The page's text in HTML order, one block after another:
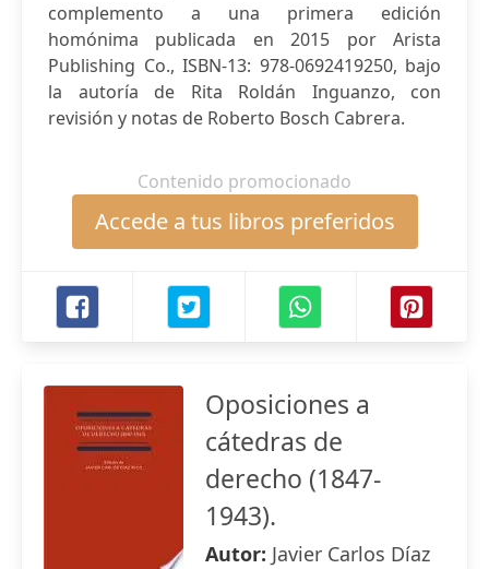
complemento a una primera edición
homónima publicada en 2015 por Arista
Publishing Co., ISBN-13: 978-0692419250, bajo
la autoría de Rita Roldán Inguanzo, con
revisión y notas de Roberto Bosch Cabrera.
Contenido promocionado
Accede a tus libros preferidos
Oposiciones a
cátedras de
derecho (1847-
1943).
Autor: Javier Carlos Díaz